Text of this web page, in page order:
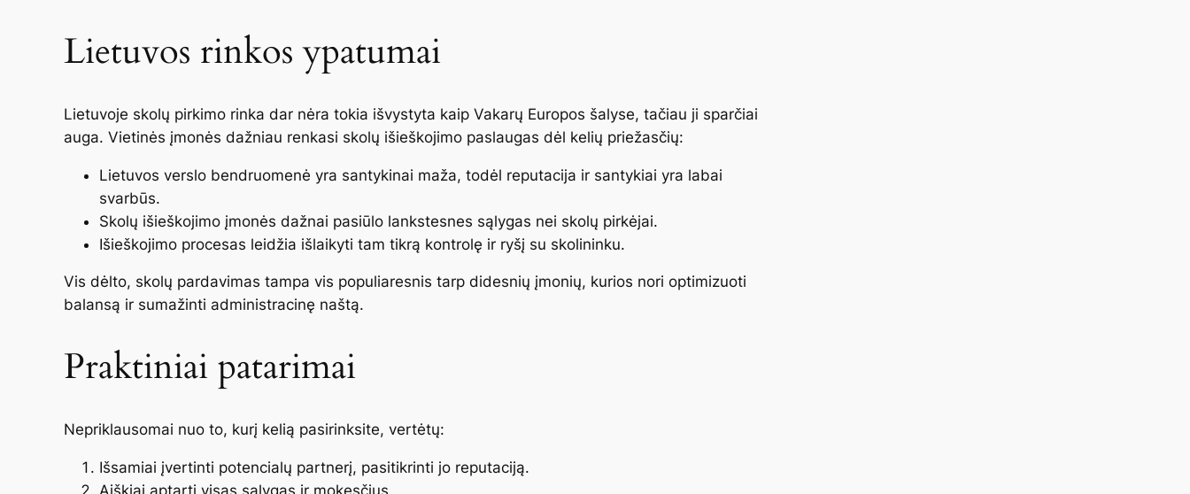
Lietuvos rinkos ypatumai
Lietuvoje skolų pirkimo rinka dar nėra tokia išvystyta kaip Vakarų Europos šalyse, tačiau ji sparčiai
auga. Vietinės įmonės dažniau renkasi skolų išieškojimo paslaugas dėl kelių priežasčių:
Lietuvos verslo bendruomenė yra santykinai maža, todėl reputacija ir santykiai yra labai
svarbūs.
Skolų išieškojimo įmonės dažnai pasiūlo lankstesnes sąlygas nei skolų pirkėjai.
Išieškojimo procesas leidžia išlaikyti tam tikrą kontrolę ir ryšį su skolininku.
Vis dėlto, skolų pardavimas tampa vis populiaresnis tarp didesnių įmonių, kurios nori optimizuoti
balansą ir sumažinti administracinę naštą.
Praktiniai patarimai
Nepriklausomai nuo to, kurį kelią pasirinksite, vertėtų:
Išsamiai įvertinti potencialų partnerį, pasitikrinti jo reputaciją.
Aiškiai aptarti visas sąlygas ir mokesčius.